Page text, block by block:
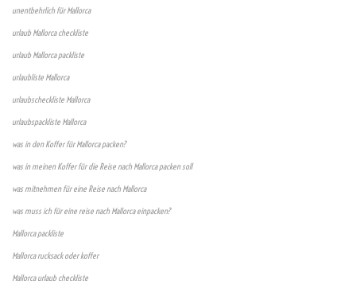
unentbehrlich für Mallorca
urlaub Mallorca checkliste
urlaub Mallorca packliste
urlaubliste Mallorca
urlaubscheckliste Mallorca
urlaubspackliste Mallorca
was in den Koffer für Mallorca packen?
was in meinen Koffer für die Reise nach Mallorca packen soll
was mitnehmen für eine Reise nach Mallorca
was muss ich für eine reise nach Mallorca einpacken?
Mallorca packliste
Mallorca rucksack oder koffer
Mallorca urlaub checkliste